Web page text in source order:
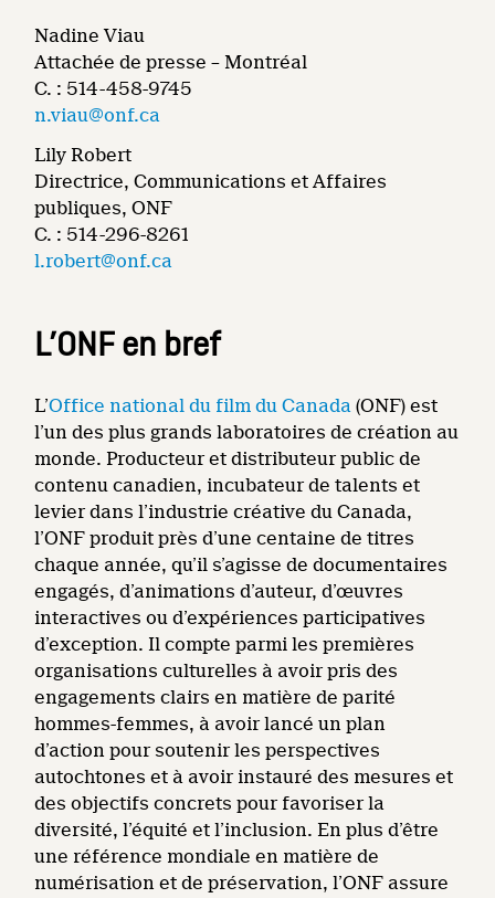
Nadine Viau
Attachée de presse – Montréal
C. : 514-458-9745
n.viau@onf.ca
Lily Robert
Directrice, Communications et Affaires
publiques, ONF
C. : 514-296-8261
l.robert@onf.ca
L’ONF en bref
L’Office national du film du Canada (ONF) est
l’un des plus grands laboratoires de création au
monde. Producteur et distributeur public de
contenu canadien, incubateur de talents et
levier dans l’industrie créative du Canada,
l’ONF produit près d’une centaine de titres
chaque année, qu’il s’agisse de documentaires
engagés, d’animations d’auteur, d’œuvres
interactives ou d’expériences participatives
d’exception. Il compte parmi les premières
organisations culturelles à avoir pris des
engagements clairs en matière de parité
hommes-femmes, à avoir lancé un plan
d’action pour soutenir les perspectives
autochtones et à avoir instauré des mesures et
des objectifs concrets pour favoriser la
diversité, l’équité et l’inclusion. En plus d’être
une référence mondiale en matière de
numérisation et de préservation, l’ONF assure